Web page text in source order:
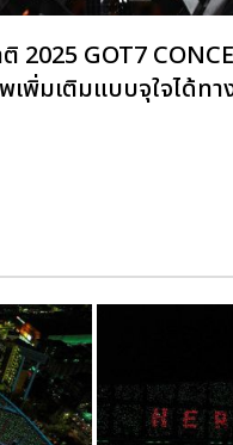
2025 GOT7
มเติมแบบจุใจได้ทา